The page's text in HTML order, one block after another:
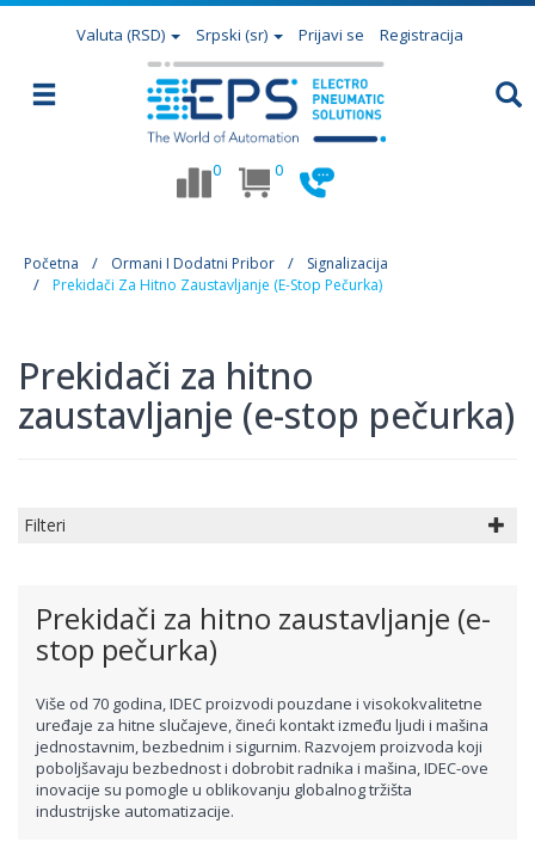
Valuta (RSD) Srpski (sr) Prijavi se Registracija
0 0
Početna Ormani I Dodatni Pribor
Signalizacija
Prekidači Za Hitno Zaustavljanje (e-Stop Pečurka)
Prekidači za hitno
zaustavljanje (e-stop pečurka)
Filteri
Prekidači za hitno zaustavljanje (e-
stop pečurka)
Više od 70 godina, IDEC proizvodi pouzdane i visokokvalitetne
uređaje za hitne slučajeve, čineći kontakt između ljudi i mašina
jednostavnim, bezbednim i sigurnim. Razvojem proizvoda koji
poboljšavaju bezbednost i dobrobit radnika i mašina, IDEC-ove
inovacije su pomogle u oblikovanju globalnog tržišta
industrijske automatizacije.